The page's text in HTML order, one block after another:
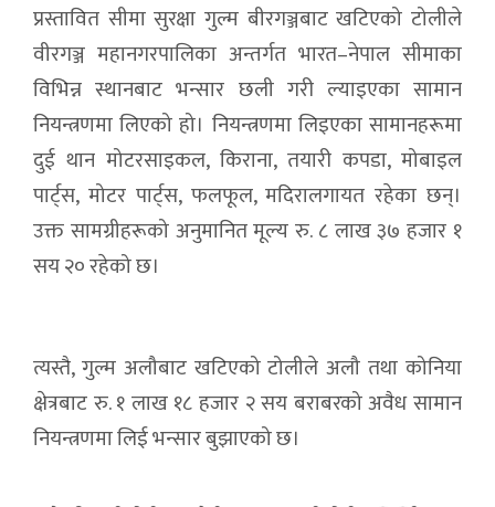
प्रस्तावित सीमा सुरक्षा गुल्म बीरगञ्जबाट खटिएको टोलीले
वीरगञ्ज महानगरपालिका अन्तर्गत भारत–नेपाल सीमाका
विभिन्न स्थानबाट भन्सार छली गरी ल्याइएका सामान
नियन्त्रणमा लिएको हो। नियन्त्रणमा लिइएका सामानहरूमा
दुई थान मोटरसाइकल, किराना, तयारी कपडा, मोबाइल
पार्ट्स, मोटर पार्ट्स, फलफूल, मदिरालगायत रहेका छन्।
उक्त सामग्रीहरूको अनुमानित मूल्य रु. ८ लाख ३७ हजार १
सय २० रहेको छ।
त्यस्तै, गुल्म अलौबाट खटिएको टोलीले अलौ तथा कोनिया
क्षेत्रबाट रु. १ लाख १८ हजार २ सय बराबरको अवैध सामान
नियन्त्रणमा लिई भन्सार बुझाएको छ।